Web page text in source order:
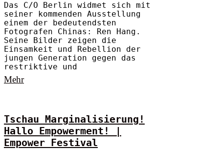
Das C/O Berlin widmet sich mit
seiner kommenden Ausstellung
einem der bedeutendsten
Fotografen Chinas: Ren Hang.
Seine Bilder zeigen die
Einsamkeit und Rebellion der
jungen Generation gegen das
restriktive und
Mehr
Tschau Marginalisierung!
Hallo Empowerment! |
Empower Festival